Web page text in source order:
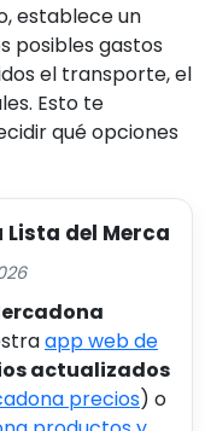
establece un
posibles gastos
el transporte, el
Esto te
qué opciones
Lista del Merca
app web de
actualizados
precios) o